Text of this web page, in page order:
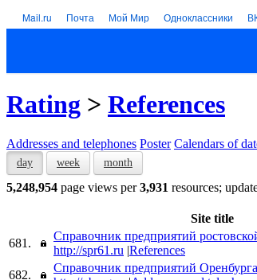
Mail.ru Почта Мой Мир Одноклассники
Rating > References
Addresses and telephones Poster Calendars of
day week month
5,248,954 page views per3,931 resources;
Site title
681.
Справочник предприятий
http://spr61.ru |References
682.
Справочник предприятий Оренбурга